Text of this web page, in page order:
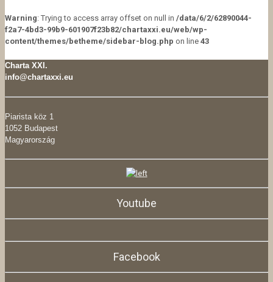
Warning: Trying to access array offset on null in /data/6/2/62890044-
f2a7-4bd3-99b9-601907f23b82/chartaxxi.eu/web/wp-
content/themes/betheme/sidebar-blog.php on line 43
Charta XXI.
info@chartaxxi.eu
Piarista köz 1
1052 Budapest
Magyarország
Youtube
Facebook